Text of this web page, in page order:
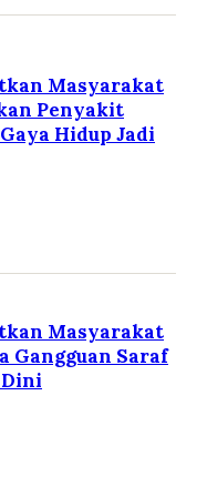
Masyarakat
Penyakit
Hidup Jadi
Masyarakat
Gangguan Saraf